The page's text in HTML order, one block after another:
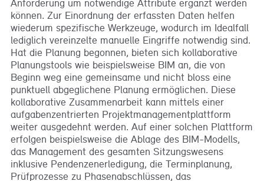
Anforderung um notwendige Attribute ergänzt werden
können. Zur Einordnung der erfassten Daten helfen
wiederum spezifische Werkzeuge, wodurch im Idealfall
lediglich vereinzelte manuelle Eingriffe notwendig sind.
Hat die Planung begonnen, bieten sich kollaborative
Planungstools wie beispielsweise BIM an, die von
Beginn weg eine gemeinsame und nicht bloss eine
punktuell abgeglichene Planung ermöglichen. Diese
kollaborative Zusammenarbeit kann mittels einer
aufgabenzentrierten Projektmanagementplattform
weiter ausgedehnt werden. Auf einer solchen Plattform
erfolgen beispielsweise die Ablage des BIM-Modells,
das Management des gesamten Sitzungswesens
inklusive Pendenzenerledigung, die Terminplanung,
Prüfprozesse zu Phasenabschlüssen, das